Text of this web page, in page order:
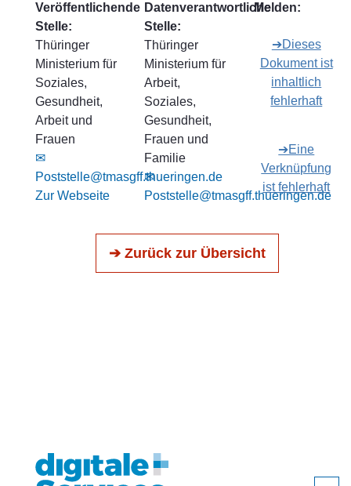
Veröffentlichende
Stelle:
Thüringer
Ministerium für
Soziales,
Gesundheit,
Arbeit und
Frauen
✉
Poststelle@tmasgff.thueringen.de
Zur Webseite
Datenverantwortliche
Stelle:
Thüringer
Ministerium für
Arbeit,
Soziales,
Gesundheit,
Frauen und
Familie
✉
Poststelle@tmasgff.thueringen.de
Melden:
➔Dieses
Dokument ist
inhaltlich
fehlerhaft
➔Eine
Verknüpfung
ist fehlerhaft
➔ Zurück zur Übersicht